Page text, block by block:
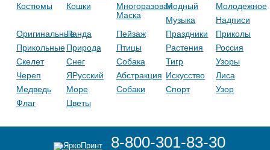
Костюмы
Кошки
Многоразовая
Маска
Модный
Молодежное
Музыка
Надписи
ОригинальныеПанда Пейзаж Праздники
Приколы
ПрикольныеПрирода Птицы Растения
Россия
Скелет
Снег Собака Тигр
Узоры
Череп
ЯРусский Абстракция Искусство
Лиса
Медведь
Море Собаки Спорт
Узор
Флаг
Цветы
8-800-301-83-30